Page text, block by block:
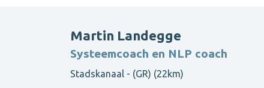
Martin Landegge
Systeemcoach en NLP coach
Stadskanaal - (GR) (22km)